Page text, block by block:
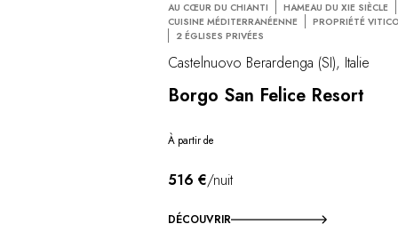
AU CŒUR DU CHIANTI
HAMEAU DU XIE SIÈCLE
CUISINE MÉDITERRANÉENNE
PROPRIÉTÉ
2 ÉGLISES PRIVÉES
Castelnuovo Berardenga (SI), Italie
Borgo San Felice Resort
À partir de
516 €/nuit
DÉCOUVRIR